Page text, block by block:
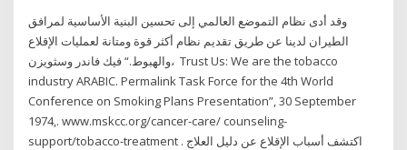
وقد أدى نظام التموضع العالمي إلى تحسين البنية الأساسية لمرافق
الطيران لدينا عن طريق تقديم نظام أكثر قوة ومتانة لعمليات الإقلاع
والهبوط.“ فيك فاندر وسثويزن، Trust Us: We are the tobacco
industry ARABIC. Permalink Task Force for the 4th World
Conference on Smoking Plans Presentation”, 30 September
1974,. www.mskcc.org/cancer-care/ counseling-
support/tobacco-treatment . اﻛﺘﺸﻒ أﺳﺒﺎب اﻹﻗﻼع ﻋﻦ دﻟﯿﻞ اﻟﻌﻼج